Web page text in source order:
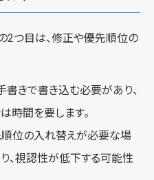
2つ目は、修正や優先順位の
きで書き込む必要があり、
時間を要します。
順位の入れ替えが必要な場
、視認性が低下する可能性